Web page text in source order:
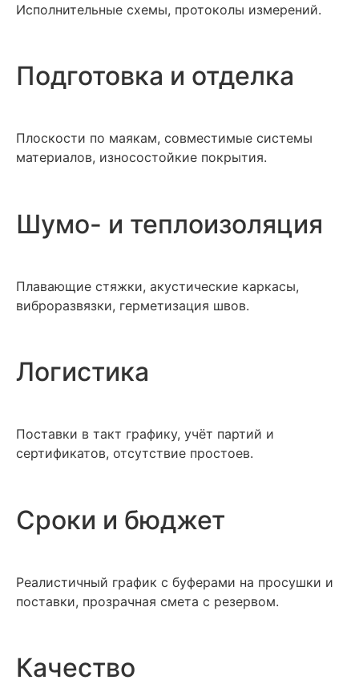
Исполнительные схемы, протоколы измерений.
Подготовка и отделка
Плоскости по маякам, совместимые системы
материалов, износостойкие покрытия.
Шумо- и теплоизоляция
Плавающие стяжки, акустические каркасы,
виброразвязки, герметизация швов.
Логистика
Поставки в такт графику, учёт партий и
сертификатов, отсутствие простоев.
Сроки и бюджет
Реалистичный график с буферами на просушки и
поставки, прозрачная смета с резервом.
Качество